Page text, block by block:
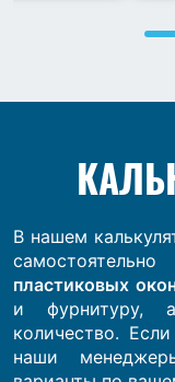
В нашем
пластиковых
и фурнитуру,
количество.
наши